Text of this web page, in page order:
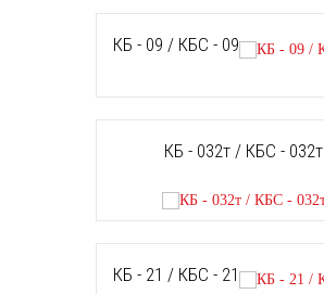
КБ - 09 / КБС - 09
КБ - 032т / КБС - 032т
КБ - 21 / КБС - 21